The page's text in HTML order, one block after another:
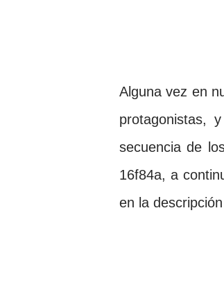
Alguna vez en
protagonistas,
secuencia de
16f84a, a
en la